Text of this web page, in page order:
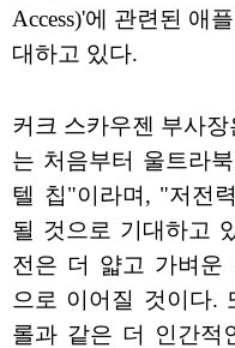
Access)'에 관련된 애
대하고 있다.
커크 스카우젠 부사
는 처음부터 울트라
텔 칩"이라며, "저전
될 것으로 기대하고
전은 더 얇고 가벼운
으로 이어질 것이다.
롤과 같은 더 인간적